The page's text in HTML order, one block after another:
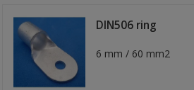
DIN506 ring
kabelschoen
6 mm / 60 mm2